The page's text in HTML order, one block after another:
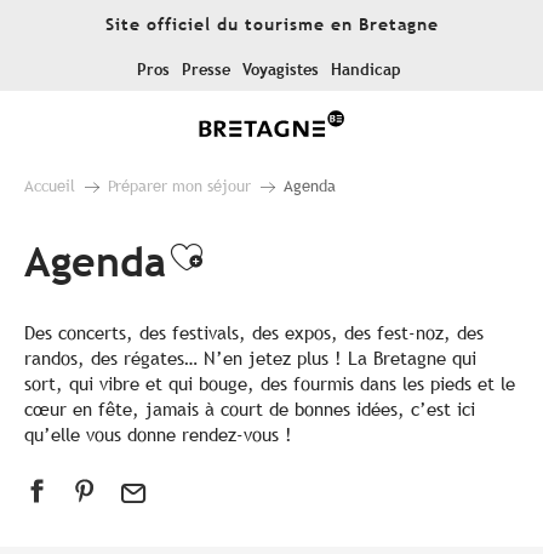
Site officiel du tourisme en Bretagne
Pros Presse Voyagistes Handicap
Accueil Préparer mon séjour Agenda
AgendaAjouter aux favoris
Des concerts, des festivals, des expos, des fest-noz, des
randos, des régates… N’en jetez plus ! La Bretagne qui
sort, qui vibre et qui bouge, des fourmis dans les pieds et le
cœur en fête, jamais à court de bonnes idées, c’est ici
qu’elle vous donne rendez-vous !